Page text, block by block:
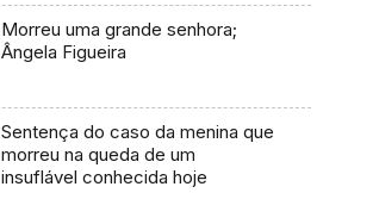
Morreu uma grande senhora;
Ângela Figueira
Sentença do caso da menina que
morreu na queda de um
insuflável conhecida hoje